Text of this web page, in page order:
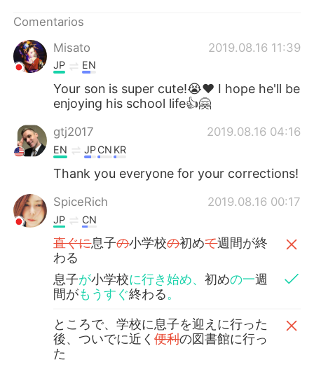
Comentarios
Misato
2019.08.16 11:39
JP EN
Your son is super cute!😭❤️ I hope he'll be
enjoying his school life👍🤗
gtj2017 2019.08.16 04:16
EN JPCN KR
Thank you everyone for your corrections!
SpiceRich 2019.08.16 00:17
JP CN
直ぐに息子の小学校の初めて週間が終
わる
息子が小学校に行き始め、初めの一週
間がもうすぐ終わる。
ところで、学校に息子を迎えに行った
後、ついでに近く便利の図書館に行っ
た